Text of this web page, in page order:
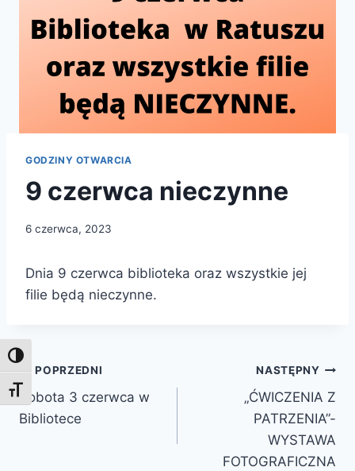
Toggle High Contrast
Toggle Font size
GODZINY OTWARCIA
9 czerwca nieczynne
6 czerwca, 2023
Dnia 9 czerwca biblioteka oraz wszystkie jej
filie będą nieczynne.
Nawigacja
wpisu
POPRZEDNI
Sobota 3 czerwca w
Bibliotece
NASTĘPNY
„ĆWICZENIA Z
PATRZENIA”-
WYSTAWA
FOTOGRAFICZNA